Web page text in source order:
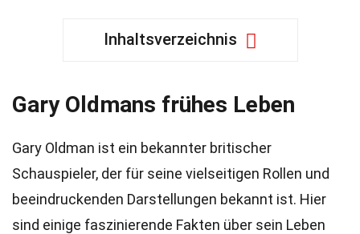
Inhaltsverzeichnis
Gary Oldmans frühes Leben
Gary Oldman ist ein bekannter britischer
Schauspieler, der für seine vielseitigen Rollen und
beeindruckenden Darstellungen bekannt ist. Hier
sind einige faszinierende Fakten über sein Leben